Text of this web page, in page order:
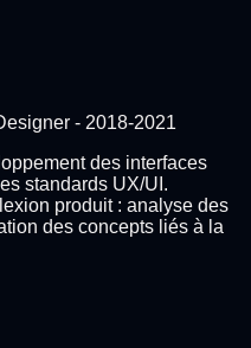
- 2018-2021
des interfaces
standards UX/UI.
produit : analyse des
des concepts liés à la